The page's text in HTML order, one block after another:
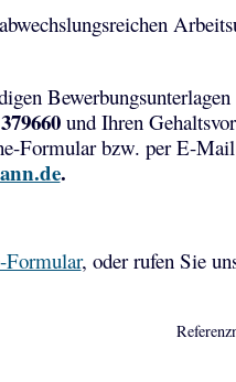
Bewerbungsunterlagen
379660und Ihren
Formular bzw. per E-
.
, oder rufen Sie